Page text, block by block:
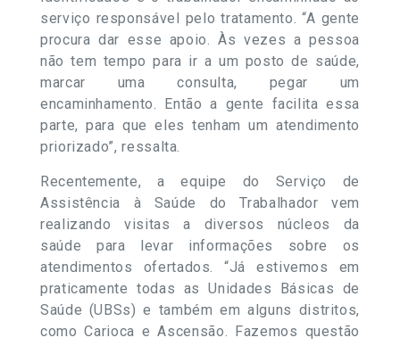
serviço responsável pelo tratamento. “A gente
procura dar esse apoio. Às vezes a pessoa
não tem tempo para ir a um posto de saúde,
marcar uma consulta, pegar um
encaminhamento. Então a gente facilita essa
parte, para que eles tenham um atendimento
priorizado”, ressalta.
Recentemente, a equipe do Serviço de
Assistência à Saúde do Trabalhador vem
realizando visitas a diversos núcleos da
saúde para levar informações sobre os
atendimentos ofertados. “Já estivemos em
praticamente todas as Unidades Básicas de
Saúde (UBSs) e também em alguns distritos,
como Carioca e Ascensão. Fazemos questão